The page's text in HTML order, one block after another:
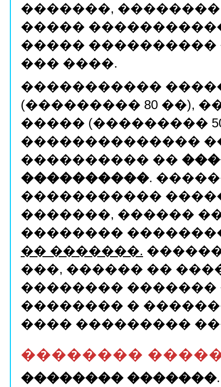
�������,
�����
�����
��� ����.
�����������
(��������� 80 ��),
����� (��������� 50
��������������
���������� ��
����������.
�����������
�������, ������
��������
�� �������.
���, ������ ��
�������� �������
�������� �
���� ���������
��������
�������� �������